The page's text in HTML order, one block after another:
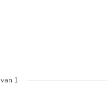
van 1